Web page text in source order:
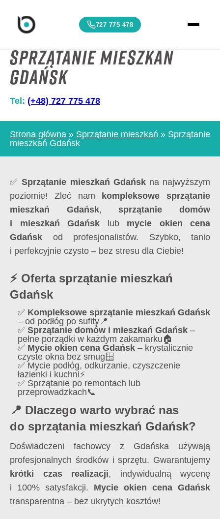
727 775 478
Sprzątanie mieszkań
Gdańsk
Tel: (+48) 727 775 478
Strona główna » Sprzątanie mieszkań » Sprzątanie
mieszkań Gdańsk
✅Sprzątanie mieszkań Gdańskna najwyższym
poziomie! Zleć nam
kompleksowe sprzątanie
mieszkań Gdańsk,sprzątanie domów
i mieszkań Gdańsk lub mycie okien cena
Gdańsk od profesjonalistów. Szybko, tanio
i perfekcyjnie czysto – bez stresu dla Ciebie!
⚡ Oferta sprzątanie mieszkań
Gdańsk
✅ Kompleksowe sprzątanie mieszkań Gdańsk
– od podłóg po sufity📍
✅ Sprzątanie domów i mieszkań Gdańsk –
pełne porządki w każdym zakamarku🏠
✅ Mycie okien cena Gdańsk – krystalicznie
czyste okna bez smug🪟
✅ Mycie podłóg, odkurzanie, czyszczenie
łazienki i kuchni⚡
✅ Sprzątanie po remontach lub
przeprowadzkach📞
📍 Dlaczego warto wybrać nas
do sprzątania mieszkań Gdańsk?
Doświadczeni fachowcy z Gdańska używają
profesjonalnych środków i sprzętu. Gwarantujemy
krótki czas realizacji, indywidualną wycenę
i 100% satysfakcji. Mycie okien cena Gdańsk
transparentna – bez ukrytych kosztów!